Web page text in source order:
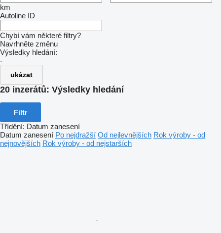
km
Autoline ID
Chybí vám některé filtry?
Navrhněte změnu
Výsledky hledání:
-
ukázat
20 inzerátů: Výsledky hledání
Filtr
Třídění: Datum zanesení
Datum zanesení Po nejdražší Od nejlevnějších Rok výroby - od
nejnovějších Rok výroby - od nejstarších